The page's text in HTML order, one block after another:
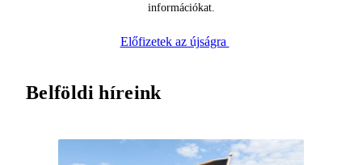
információkat.
Előfizetek az újságra
Belföldi híreink